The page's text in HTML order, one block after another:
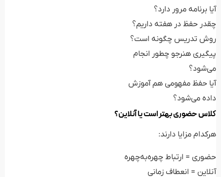
پیگیری هنرجو چطور انجام
می‌شود؟
آیا حفظ مفهومی هم آموزش
داده می‌شود؟
کلاس حضوری بهتر است یا آنلاین؟
هرکدام مزایا دارند:
حضوری = ارتباط چهره‌به‌چهره
اگر کلاس آنلاین ساختارمند
باشد، می‌تواند به‌اندازه حضوری
مفید باشد.